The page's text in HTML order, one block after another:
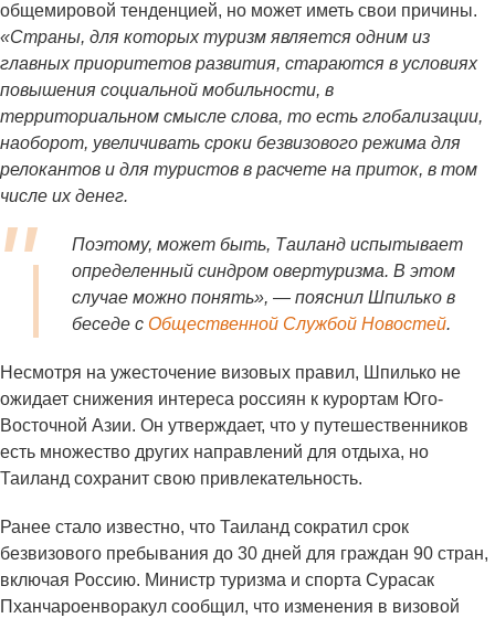
общемировой тенденцией, но может иметь свои причины.
«Страны, для которых туризм является одним из
главных приоритетов развития, стараются в условиях
повышения социальной мобильности, в
территориальном смысле слова, то есть глобализации,
наоборот, увеличивать сроки безвизового режима для
релокантов и для туристов в расчете на приток, в том
числе их денег.
Поэтому, может быть, Таиланд испытывает
определенный синдром овертуризма. В этом
случае можно понять», — пояснил Шпилько в
беседе с Общественной Службой Новостей.
Несмотря на ужесточение визовых правил, Шпилько не
ожидает снижения интереса россиян к курортам Юго-
Восточной Азии. Он утверждает, что у путешественников
есть множество других направлений для отдыха, но
Таиланд сохранит свою привлекательность.
Ранее стало известно, что Таиланд сократил срок
безвизового пребывания до 30 дней для граждан 90 стран,
включая Россию. Министр туризма и спорта Сурасак
Пханчароенворакул сообщил, что изменения в визовой